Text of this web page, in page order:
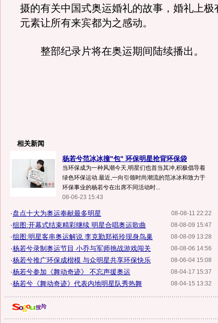
摄的有关中国式奥运婚礼的故事，婚礼上极
元素让所有来宾都为之感动。
整部纪录片将在奥运期间陆续播出。
相关新闻
杨若兮范冰冰撞"包" 环保明星抢背环保袋
当环保成为一种风潮今天,明星们也首当其冲,积极倡导着
绿色环保运动.最近,一向引领时尚潮流的范冰冰和致力于
环保事业的杨若兮在出席不同活动时...
08-06-23 15:43
08-08-11 22:22
·盘点十大为奥运奉献最多明星
08-08-09 15:47
·组图:开幕式结束精彩继续 明星合唱奥运歌曲
08-08-09 13:28
·组图:明星客串奥运解说 李克勤郑裕玲现身鸟巢
08-08-06 14:56
·杨若兮录制奥运节目 小乔与军师挑战游戏闯关
08-06-04 15:08
·杨若兮推广环保成楷模 与众明星共享环保快乐
08-04-17 15:37
·杨若兮参加《舞动奇迹》 不忘声援奥运
08-04-15 13:32
·杨若兮《舞动奇迹》代表内地明星队秀热舞